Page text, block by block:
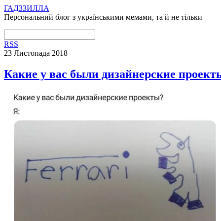
ГАДЗЗИЛЛА
Персональний блог з українськими мемами, та й не тільки
RSS
23 Листопада 2018
Какие у вас были дизайнерские